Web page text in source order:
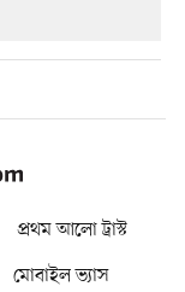
প্রথম আলো ট্রাস্ট
মোবাইল ভ্যাস